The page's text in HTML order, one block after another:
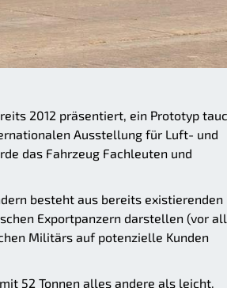
2012 präsentiert, ein Prototyp
Ausstellung für Luft- und
das Fahrzeug Fachleuten und
besteht aus bereits existierenden
Exportpanzern darstellen (vor
Militärs auf potenzielle Kunden
52 Tonnen alles andere als leicht.